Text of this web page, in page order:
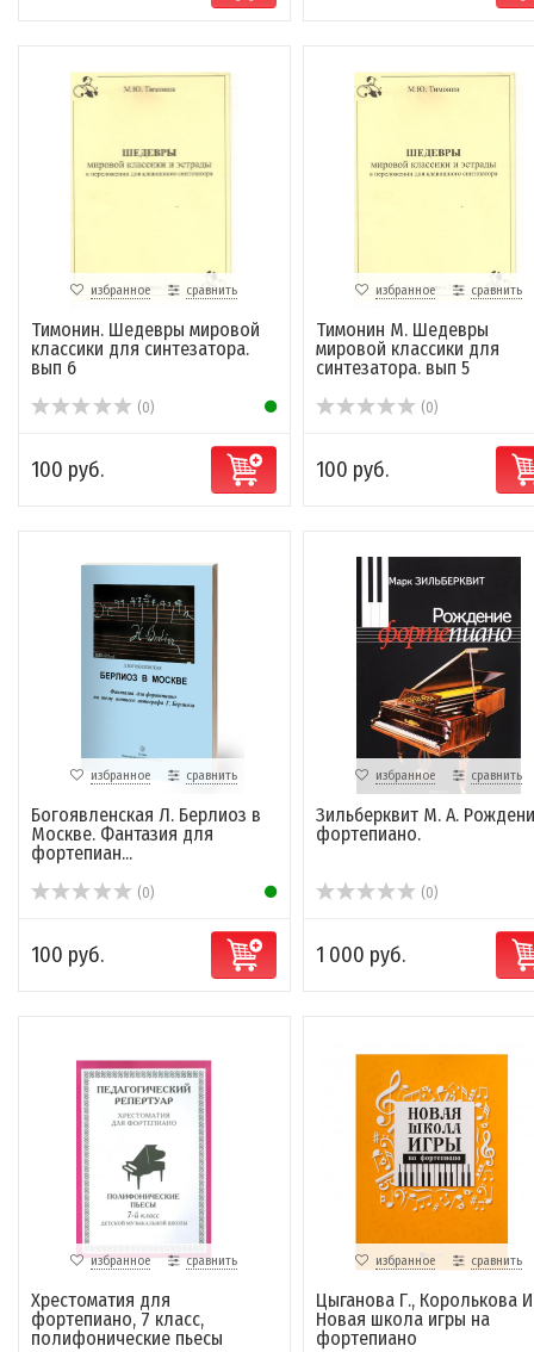
избранное сравнить
Тимонин. Шедевры мировой
классики для синтезатора.
вып 6
(0)
100 руб.
избранное сравнить
Тимонин М. Шедевры
мировой классики для
синтезатора. вып 5
(0)
100 руб.
избранное сравнить
Богоявленская Л. Берлиоз в
Москве. Фантазия для
фортепиан...
(0)
100 руб.
избранное сравнить
Зильберквит М. А.
фортепиано.
(0)
1 000 руб.
избранное сравнить
Хрестоматия для
фортепиано, 7 класс,
полифонические пьесы
избранное сравнить
Цыганова Г., Королькова
Новая школа игры на
фортепиано